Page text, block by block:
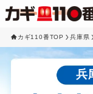
カギ110番TOP 兵庫県
兵